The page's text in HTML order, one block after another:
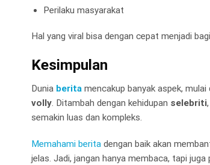
Perilaku masyarakat
Hal yang viral bisa dengan cepat menjadi
Kesimpulan
Dunia berita mencakup banyak aspek, mulai
volly. Ditambah dengan kehidupan selebriti
semakin luas dan kompleks.
Memahami berita dengan baik akan
jelas. Jadi, jangan hanya membaca, tapi